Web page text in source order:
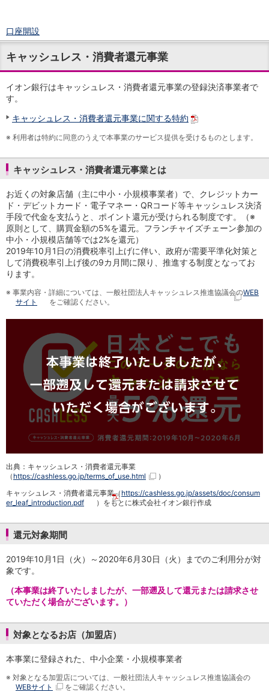
口座開設
ログイン
チャット
メニュー
商品・サービス
預金
円預金
TOP
定期預金
外貨預金TOP
外貨定期預金
外貨普通預金積立
資産運用
投資信託 TOP
証券口座開設
投信つみたて
NISA
金銭信託
金銭信託のしくみ
iDeCo（個人型確定拠出年金）
国民年金基金
ロボアドバイザークラウドファンディングTOP
WealthNavi for イオン銀行（ロボアドバイザー）
まいクラウドファンディング
ローン
住宅ローン
フラット35
カードローン
目的別ローンマイページ
保険
保険TOP
個人年金保険
がん保険
就業不能保険
海外旅行保険
スマホ保険
傷害保険
介護保険
キャッシュレス・消費者還元事業
イオン銀行はキャッシュレス・消費者還元事業の登録決済事業者で
す。
キャッシュレス・消費者還元事業に関する特約
※ 利用者は特約に同意のうえで本事業のサービス提供を受けるものとします。
キャッシュレス・消費者還元事業とは
お近くの対象店舗（主に中小・小規模事業者）で、クレジットカー
ド・デビットカード・電子マネー・QRコード等キャッシュレス決済
手段で代金を支払うと、ポイント還元が受けられる制度です。（※
原則として、購買金額の5%を還元。フランチャイズチェーン参加の
中小・小規模店舗等では2%を還元）
2019年10月1日の消費税率引上げに伴い、政府が需要平準化対策と
して消費税率引上げ後の9カ月間に限り、推進する制度となってお
ります。
※ 事業内容・詳細については、一般社団法人キャッシュレス推進協議会のWEB
サイト
をご確認ください。
出典：キャッシュレス・消費者還元事業
（ https://cashless.go.jp/terms_of_use.html
）
キャッシュレス・消費者還元事業（ https://cashless.go.jp/assets/doc/consum
er_leaf_introduction.pdf
）をもとに株式会社イオン銀行作成
還元対象期間
2019年10月1日（火）～2020年6月30日（火）までのご利用分が対
象です。
（本事業は終了いたしましたが、一部遡及して還元または請求させ
ていただく場合がございます。）
対象となるお店（加盟店）
本事業に登録された、中小企業・小規模事業者
※ 対象となる加盟店については、一般社団法人キャッシュレス推進協議会の
WEBサイト
をご確認ください。